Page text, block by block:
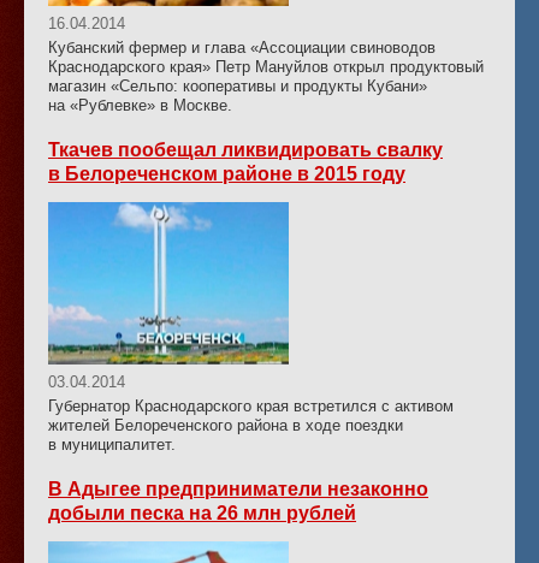
16.04.2014
Кубанский фермер и глава «Ассоциации свиноводов
Краснодарского края» Петр Мануйлов открыл продуктовый
магазин «Сельпо: кооперативы и продукты Кубани»
на «Рублевке» в Москве.
Ткачев пообещал ликвидировать свалку
в Белореченском районе в 2015 году
03.04.2014
Губернатор Краснодарского края встретился с активом
жителей Белореченского района в ходе поездки
в муниципалитет.
В Адыгее предприниматели незаконно
добыли песка на 26 млн рублей